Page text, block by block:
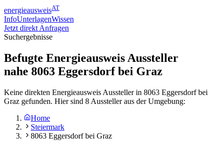
energieausweisAT
InfoUnterlagenWissen
Jetzt direkt Anfragen
Suchergebnisse
Befugte Energieausweis Aussteller
nahe 8063 Eggersdorf bei Graz
Keine direkten Energieausweis Aussteller in 8063 Eggersdorf bei
Graz gefunden. Hier sind 8 Aussteller aus der Umgebung:
Home
Steiermark
8063 Eggersdorf bei Graz